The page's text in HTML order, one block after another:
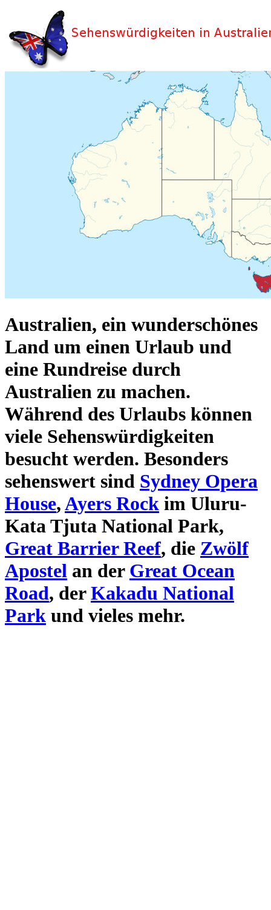
Australien, ein wunderschönes
Land um einen Urlaub und
eine Rundreise durch
Australien zu machen.
Während des Urlaubs können
viele Sehenswürdigkeiten
besucht werden. Besonders
sehenswert sind Sydney Opera
House,Ayers Rock im Uluru-
Kata Tjuta National Park,
Great Barrier Reef, die Zwölf
Apostel an der Great Ocean
Road, derKakadu National
Park und vieles mehr.